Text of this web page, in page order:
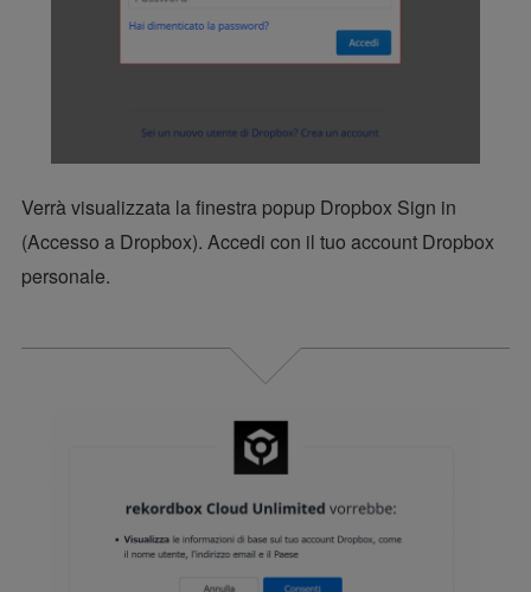
Verrà visualizzata la finestra popup Dropbox Sign in
(Accesso a Dropbox). Accedi con il tuo account Dropbox
personale.